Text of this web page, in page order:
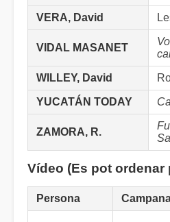
VERA, David
VIDAL MASANET
WILLEY, David
YUCATÁN TODAY
ZAMORA, R.
Vídeo (Es pot
Persona